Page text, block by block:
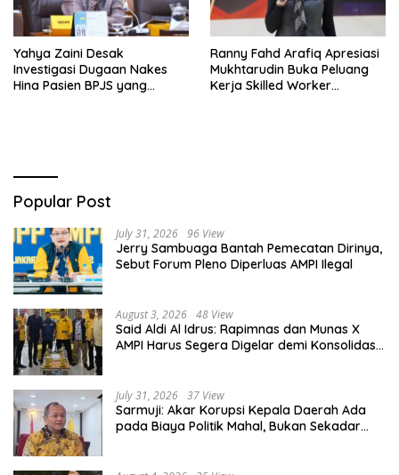
Yahya Zaini Desak
Investigasi Dugaan Nakes
Hina Pasien BPJS yang
Ranny Fahd Arafiq Apresiasi
Mukhtarudin Buka Peluang
Kerja Skilled Worker
Popular Post
July 31, 2026 96 View
Jerry Sambuaga Bantah Pemecatan Dirinya,
Sebut Forum Pleno Diperluas AMPI Ilegal
August 3, 2026 48 View
Said Aldi Al Idrus: Rapimnas dan Munas X
AMPI Harus Segera Digelar demi Konsolidasi
July 31, 2026 37 View
Sarmuji: Akar Korupsi Kepala Daerah Ada
pada Biaya Politik Mahal, Bukan Sekadar